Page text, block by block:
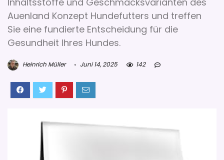
Auenland Konzept Hundefutters und treffen
Sie eine fundierte Entscheidung für die
Gesundheit Ihres Hundes.
Heinrich Müller Juni 14, 2025 142